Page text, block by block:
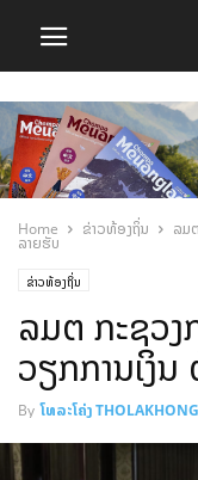
Home ຂ່າວທ້ອງຖິ່ນ ລມ​
ລາຍຮັບ
ຂ່າວທ້ອງຖິ່ນ
ລມ​ຕ ກະຊວງ
ວຽກການເງິ
By ໂທລະໂຄ່ງ THOLAKHONG